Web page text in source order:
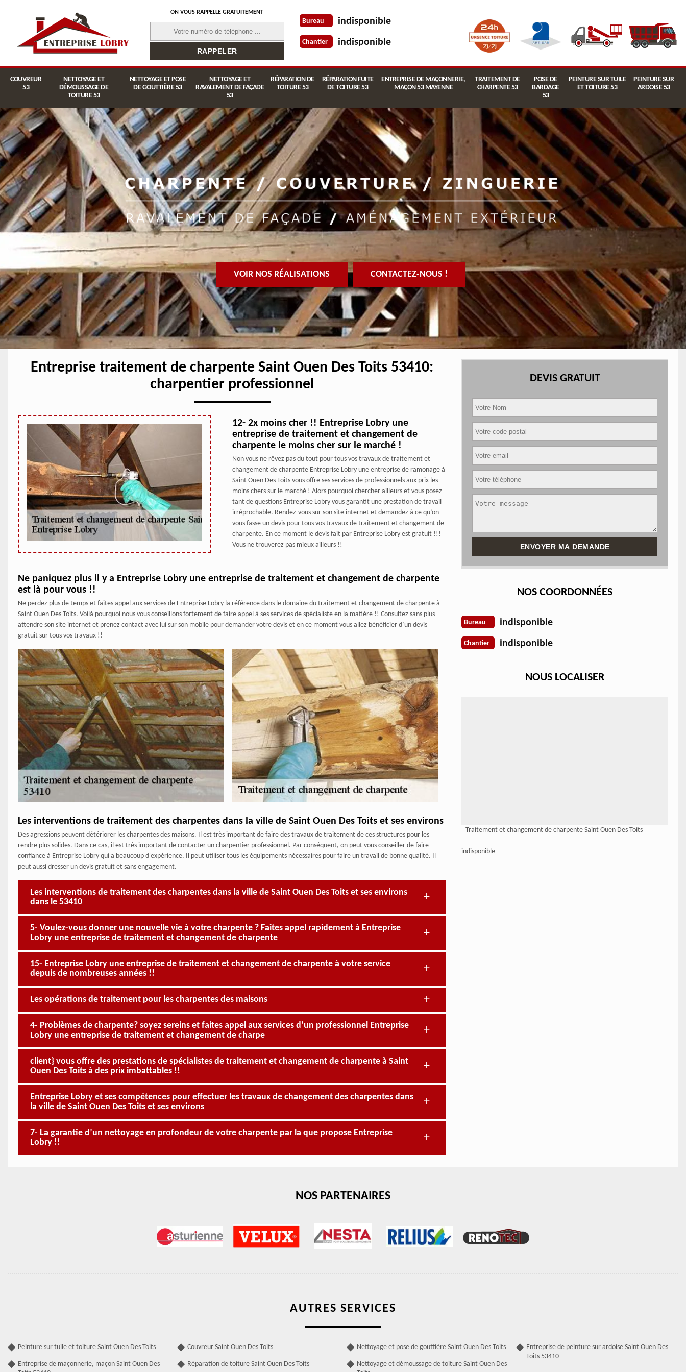
ON VOUS RAPPELLE GRATUITEMENT
Bureau indisponible
Chantier indisponible
COUVREUR
53
NETTOYAGE ET
DÉMOUSSAGE DE
TOITURE 53
NETTOYAGE ET POSE
DE GOUTTIÈRE 53
NETTOYAGE ET
RAVALEMENT DE FAÇADE
53
RÉPARATION DE
TOITURE 53
RÉPARATION FUITE
DE TOITURE 53
ENTREPRISE DE MAÇONNERIE,
MAÇON 53 MAYENNE
TRAITEMENT DE
CHARPENTE 53
POSE DE
BARDAGE
53
PEINTURE SUR TUILE
ET TOITURE 53
PEINTURE SUR
ARDOISE 53
VOIR NOS RÉALISATIONS CONTACTEZ-NOUS !
Entreprise traitement de charpente Saint Ouen Des Toits 53410:
charpentier professionnel
12- 2x moins cher !! Entreprise Lobry une
entreprise de traitement et changement de
charpente le moins cher sur le marché !
Non vous ne rêvez pas du tout pour tous vos travaux de traitement et
changement de charpente Entreprise Lobry une entreprise de ramonage à
Saint Ouen Des Toits vous offre ses services de professionnels aux prix les
moins chers sur le marché ! Alors pourquoi chercher ailleurs et vous posez
tant de questions Entreprise Lobry vous garantit une prestation de travail
irréprochable. Rendez-vous sur son site internet et demandez à ce qu’on
vous fasse un devis pour tous vos travaux de traitement et changement de
charpente. En ce moment le devis fait par Entreprise Lobry est gratuit !!!
Vous ne trouverez pas mieux ailleurs !!
Ne paniquez plus il y a Entreprise Lobry une entreprise de traitement et changement de charpente
est là pour vous !!
Ne perdez plus de temps et faites appel aux services de Entreprise Lobry la référence dans le domaine du traitement et changement de charpente à
Saint Ouen Des Toits. Voilà pourquoi nous vous conseillons fortement de faire appel à ses services de spécialiste en la matière !! Consultez sans plus
attendre son site internet et prenez contact avec lui sur son mobile pour demander votre devis et en ce moment vous allez bénéficier d’un devis
gratuit sur tous vos travaux !!
Les interventions de traitement des charpentes dans la ville de Saint Ouen Des Toits et ses environs
Des agressions peuvent détériorer les charpentes des maisons. Il est très important de faire des travaux de traitement de ces structures pour les
rendre plus solides. Dans ce cas, il est très important de contacter un charpentier professionnel. Par conséquent, on peut vous conseiller de faire
confiance à Entreprise Lobry qui a beaucoup d'expérience. Il peut utiliser tous les équipements nécessaires pour faire un travail de bonne qualité. Il
peut aussi dresser un devis gratuit et sans engagement.
Les interventions de traitement des charpentes dans la ville de Saint Ouen Des Toits et ses environs
dans le 53410
5- Voulez-vous donner une nouvelle vie à votre charpente ? Faites appel rapidement à Entreprise
Lobry une entreprise de traitement et changement de charpente
15- Entreprise Lobry une entreprise de traitement et changement de charpente à votre service
depuis de nombreuses années !!
Les opérations de traitement pour les charpentes des maisons
4- Problèmes de charpente? soyez sereins et faites appel aux services d’un professionnel Entreprise
Lobry une entreprise de traitement et changement de charpe
client} vous offre des prestations de spécialistes de traitement et changement de charpente à Saint
Ouen Des Toits à des prix imbattables !!
Entreprise Lobry et ses compétences pour effectuer les travaux de changement des charpentes dans
la ville de Saint Ouen Des Toits et ses environs
7- La garantie d’un nettoyage en profondeur de votre charpente par la que propose Entreprise
Lobry !!
DEVIS GRATUIT
NOS COORDONNÉES
Bureau indisponible
Chantier indisponible
NOUS LOCALISER
Traitement et changement de charpente Saint Ouen Des Toits
indisponible
NOS PARTENAIRES
AUTRES SERVICES
Peinture sur tuile et toiture Saint Ouen Des Toits
Entreprise de maçonnerie, maçon Saint Ouen Des
Couvreur Saint Ouen Des Toits
Réparation de toiture Saint Ouen Des Toits
Nettoyage et pose de gouttière Saint Ouen Des Toits
Nettoyage et démoussage de toiture Saint Ouen Des
Entreprise de peinture sur ardoise Saint Ouen Des
Toits 53410